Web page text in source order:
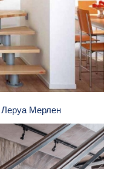
Мерлен